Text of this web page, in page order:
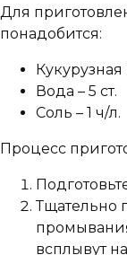
Для
понадобится:
Кукурузная
Вода – 5 ст.
Соль – 1 ч/л.
Процесс
Тщательно
всплывут